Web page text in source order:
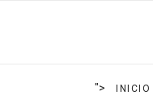
"> INICIO